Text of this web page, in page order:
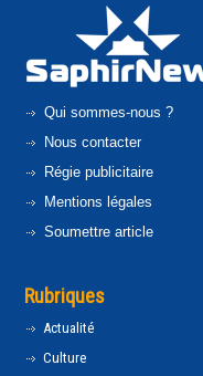
Qui sommes-nous ?
Nous contacter
Régie publicitaire
Mentions légales
Soumettre article
Rubriques
Actualité
Culture